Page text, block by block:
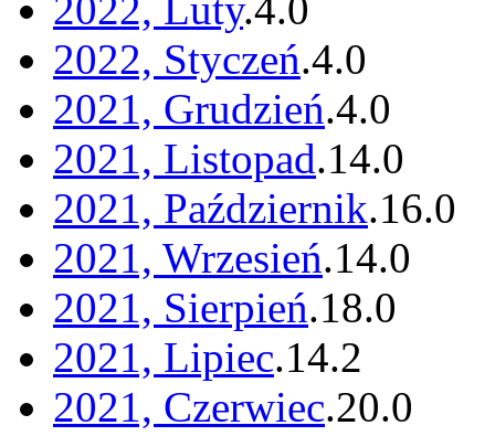
2022, Styczeń.4.0
2021, Grudzień.4.0
2021, Listopad.14.0
2021, Październik.16.0
2021, Wrzesień.14.0
2021, Sierpień.18.0
2021, Lipiec.14.2
2021, Czerwiec.20.0